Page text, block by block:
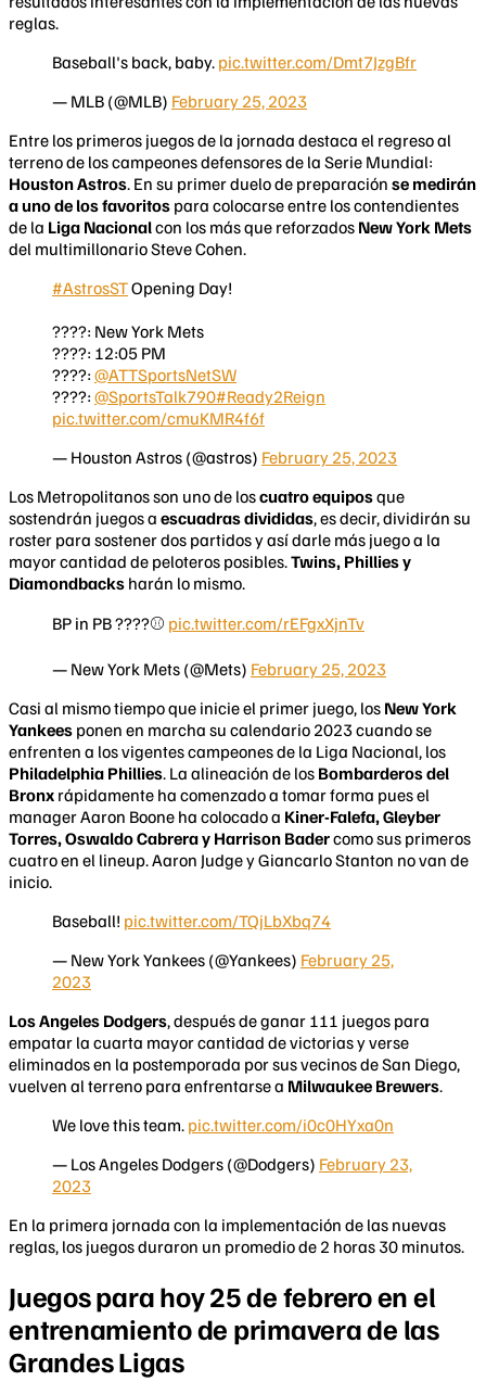
reglas.
Baseball's back, baby. pic.twitter.com/Dmt7JzgBfr
— MLB (@MLB) February 25, 2023
Entre los primeros juegos de la jornada destaca el regreso al
terreno de los campeones defensores de la Serie Mundial:
Houston Astros. En su primer duelo de preparación se medirán
a uno de los favoritos para colocarse entre los contendientes
de la Liga Nacionalcon los más que reforzados New York Mets
del multimillonario Steve Cohen.
#AstrosSTOpening Day!
????: New York Mets
????: 12:05 PM
????: @ATTSportsNetSW
????: @SportsTalk790#Ready2Reign
pic.twitter.com/cmuKMR4f6f
— Houston Astros (@astros) February 25, 2023
Los Metropolitanos son uno de loscuatro equiposque
sostendrán juegos a escuadras divididas, es decir, dividirán su
roster para sostener dos partidos y así darle más juego a la
mayor cantidad de peloteros posibles.Twins, Phillies y
Diamondbacks harán lo mismo.
BP in PB ????⚾️ pic.twitter.com/rEFgxXjnTv
— New York Mets (@Mets) February 25, 2023
Casi al mismo tiempo que inicie el primer juego, los New York
Yankees ponen en marcha su calendario 2023 cuando se
enfrenten a los vigentes campeones de la Liga Nacional, los
Philadelphia Phillies. La alineación de los Bombarderos del
Bronx rápidamente ha comenzado a tomar forma pues el
manager Aaron Boone ha colocado a Kiner-Falefa, Gleyber
Torres, Oswaldo Cabrera y Harrison Badercomo sus primeros
cuatro en el lineup. Aaron Judge y Giancarlo Stanton no van de
inicio.
Baseball! pic.twitter.com/TQjLbXbq74
— New York Yankees (@Yankees) February 25,
2023
Los Angeles Dodgers, después de ganar 111 juegos para
empatar la cuarta mayor cantidad de victorias y verse
eliminados en la postemporada por sus vecinos de San Diego,
vuelven al terreno para enfrentarse a Milwaukee Brewers.
We love this team. pic.twitter.com/i0c0HYxa0n
— Los Angeles Dodgers (@Dodgers) February 23,
2023
En la primera jornada con la implementación de las nuevas
reglas, los juegos duraron un promedio de 2 horas 30 minutos.
Juegos para hoy 25 de febrero en el
entrenamiento de primavera de las
Grandes Ligas